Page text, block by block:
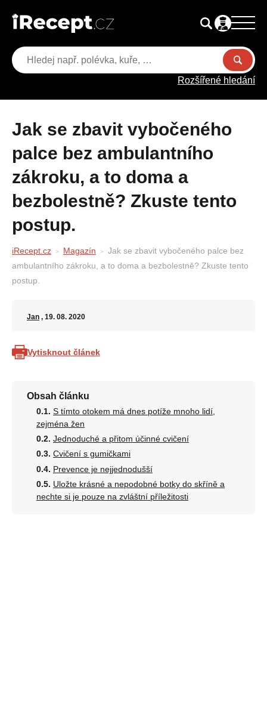
Rozšířené hledání
Jak se zbavit vybočeného
palce bez ambulantního
zákroku, a to doma a
bezbolestně? Zkuste tento
postup.
iRecept.cz Magazín
Jak se zbavit vybočeného palce bez
ambulantního zákroku, a to doma a bezbolestně? Zkuste tento
postup.
Jan , 19. 08. 2020
Vytisknout článek
Obsah článku
S tímto otokem má dnes potíže mnoho lidí,
zejména žen
Jednoduché a přitom účinné cvičení
Cvičení s gumičkami
Prevence je nejjednodušší
Uložte krásné a nepodobné botky do skříně a
nechte si je pouze na zvláštní příležitosti